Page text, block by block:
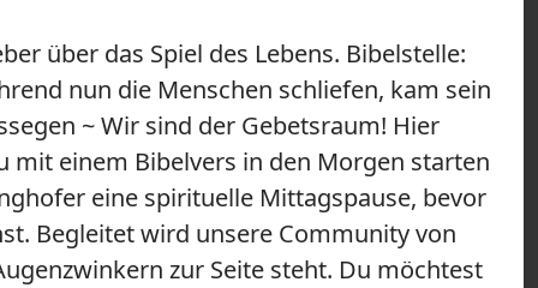
über das Spiel des Lebens. Bibelstelle:
nun die Menschen schliefen, kam sein
~ Wir sind der Gebetsraum! Hier
mit einem Bibelvers in den Morgen starten
eine spirituelle Mittagspause, bevor
Begleitet wird unsere Community von
zur Seite steht. Du möchtest